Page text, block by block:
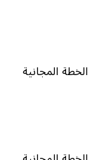
الخطة المجانية